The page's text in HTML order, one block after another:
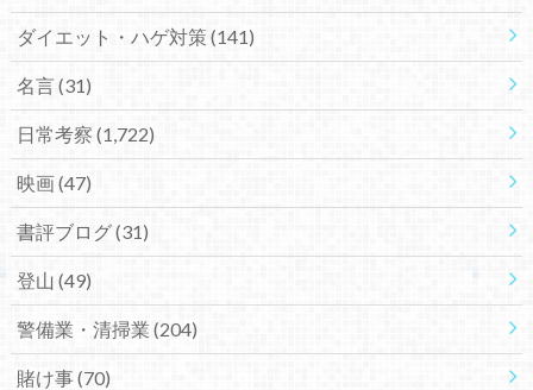
ダイエット・ハゲ対策(141)
名言(31)
日常考察 (1,722)
映画(47)
書評ブログ(31)
登山 (49)
警備業・清掃業 (204)
賭け事(70)